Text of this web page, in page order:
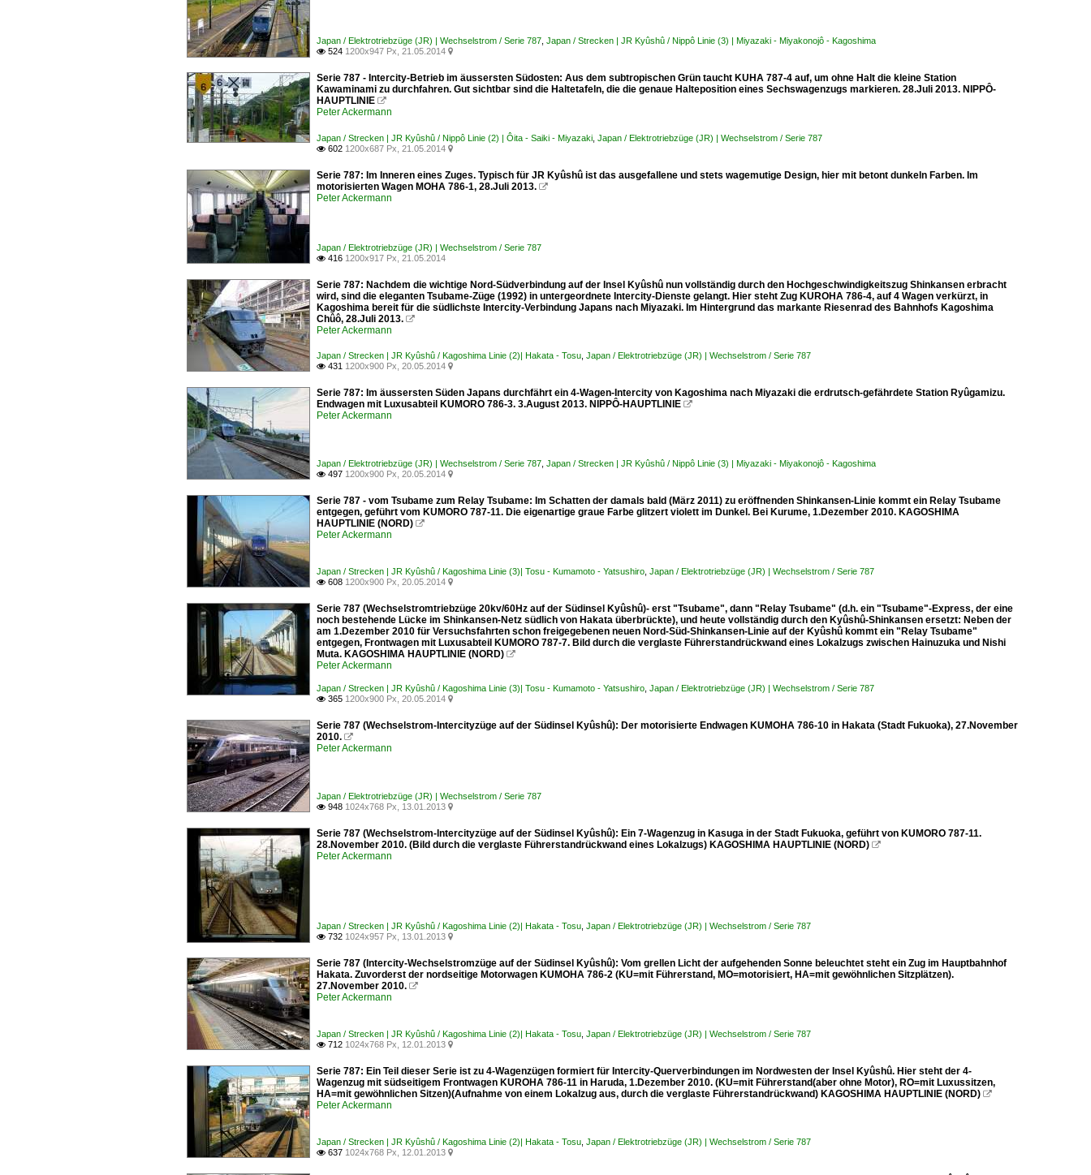
Japan / Elektrotriebzüge (JR) | Wechselstrom / Serie 787 Japan / Strecken | JR Kyûshû / Nippô Linie (3) | Miyazaki - Miyakonojô - Kagoshima
 524 1200x947 Px, 21.05.2014 
Serie 787 - Intercity-Betrieb im äussersten Südosten: Aus dem subtropischen Grün taucht KUHA 787-4 auf, um ohne Halt die kleine Station
Kawaminami zu durchfahren. Gut sichtbar sind die Haltetafeln, die die genaue Halteposition eines Sechswagenzugs markieren. 28.Juli 2013. NIPPÔ-
HAUPTLINIE 
Peter Ackermann
Japan / Strecken | JR Kyûshû / Nippô Linie (2) | Ôita - Saiki - Miyazaki Japan / Elektrotriebzüge (JR) | Wechselstrom / Serie 787
 602 1200x687 Px, 21.05.2014 
Serie 787: Im Inneren eines Zuges. Typisch für JR Kyûshû ist das ausgefallene und stets wagemutige Design, hier mit betont dunkeln Farben. Im
motorisierten Wagen MOHA 786-1, 28.Juli 2013. 
Peter Ackermann
Japan / Elektrotriebzüge (JR) | Wechselstrom / Serie 787
 416 1200x917 Px, 21.05.2014
Serie 787: Nachdem die wichtige Nord-Südverbindung auf der Insel Kyûshû nun vollständig durch den Hochgeschwindigkeitszug Shinkansen erbracht
wird, sind die eleganten Tsubame-Züge (1992) in untergeordnete Intercity-Dienste gelangt. Hier steht Zug KUROHA 786-4, auf 4 Wagen verkürzt, in
Kagoshima bereit für die südlichste Intercity-Verbindung Japans nach Miyazaki. Im Hintergrund das markante Riesenrad des Bahnhofs Kagoshima
Chûô, 28.Juli 2013. 
Peter Ackermann
Japan / Strecken | JR Kyûshû / Kagoshima Linie (2)| Hakata - Tosu Japan / Elektrotriebzüge (JR) | Wechselstrom / Serie 787
 431 1200x900 Px, 20.05.2014 
Serie 787: Im äussersten Süden Japans durchfährt ein 4-Wagen-Intercity von Kagoshima nach Miyazaki die erdrutsch-gefährdete Station Ryûgamizu.
Endwagen mit Luxusabteil KUMORO 786-3. 3.August 2013. NIPPÔ-HAUPTLINIE 
Peter Ackermann
Japan / Elektrotriebzüge (JR) | Wechselstrom / Serie 787 Japan / Strecken | JR Kyûshû / Nippô Linie (3) | Miyazaki - Miyakonojô - Kagoshima
 497 1200x900 Px, 20.05.2014 
Serie 787 - vom Tsubame zum Relay Tsubame: Im Schatten der damals bald (März 2011) zu eröffnenden Shinkansen-Linie kommt ein Relay Tsubame
entgegen, geführt vom KUMORO 787-11. Die eigenartige graue Farbe glitzert violett im Dunkel. Bei Kurume, 1.Dezember 2010. KAGOSHIMA
HAUPTLINIE (NORD) 
Peter Ackermann
Japan / Strecken | JR Kyûshû / Kagoshima Linie (3)| Tosu - Kumamoto - Yatsushiro Japan / Elektrotriebzüge (JR) | Wechselstrom / Serie 787
 608 1200x900 Px, 20.05.2014 
Serie 787 (Wechselstromtriebzüge 20kv/60Hz auf der Südinsel Kyûshû)- erst "Tsubame", dann "Relay Tsubame" (d.h. ein "Tsubame"-Express, der eine
noch bestehende Lücke im Shinkansen-Netz südlich von Hakata überbrückte), und heute vollständig durch den Kyûshû-Shinkansen ersetzt: Neben der
am 1.Dezember 2010 für Versuchsfahrten schon freigegebenen neuen Nord-Süd-Shinkansen-Linie auf der Kyûshû kommt ein "Relay Tsubame"
entgegen, Frontwagen mit Luxusabteil KUMORO 787-7. Bild durch die verglaste Führerstandrückwand eines Lokalzugs zwischen Hainuzuka und Nishi
Muta. KAGOSHIMA HAUPTLINIE (NORD) 
Peter Ackermann
Japan / Strecken | JR Kyûshû / Kagoshima Linie (3)| Tosu - Kumamoto - Yatsushiro Japan / Elektrotriebzüge (JR) | Wechselstrom / Serie 787
 365 1200x900 Px, 20.05.2014 
Serie 787 (Wechselstrom-Intercityzüge auf der Südinsel Kyûshû): Der motorisierte Endwagen KUMOHA 786-10 in Hakata (Stadt Fukuoka), 27.November
2010. 
Peter Ackermann
Japan / Elektrotriebzüge (JR) | Wechselstrom / Serie 787
 948 1024x768 Px, 13.01.2013 
Serie 787 (Wechselstrom-Intercityzüge auf der Südinsel Kyûshû): Ein 7-Wagenzug in Kasuga in der Stadt Fukuoka, geführt von KUMORO 787-11.
28.November 2010. (Bild durch die verglaste Führerstandrückwand eines Lokalzugs) KAGOSHIMA HAUPTLINIE (NORD) 
Peter Ackermann
Japan / Strecken | JR Kyûshû / Kagoshima Linie (2)| Hakata - Tosu Japan / Elektrotriebzüge (JR) | Wechselstrom / Serie 787
 732 1024x957 Px, 13.01.2013 
Serie 787 (Intercity-Wechselstromzüge auf der Südinsel Kyûshû): Vom grellen Licht der aufgehenden Sonne beleuchtet steht ein Zug im Hauptbahnhof
Hakata. Zuvorderst der nordseitige Motorwagen KUMOHA 786-2 (KU=mit Führerstand, MO=motorisiert, HA=mit gewöhnlichen Sitzplätzen).
27.November 2010. 
Peter Ackermann
Japan / Strecken | JR Kyûshû / Kagoshima Linie (2)| Hakata - Tosu Japan / Elektrotriebzüge (JR) | Wechselstrom / Serie 787
 712 1024x768 Px, 12.01.2013 
Serie 787: Ein Teil dieser Serie ist zu 4-Wagenzügen formiert für Intercity-Querverbindungen im Nordwesten der Insel Kyûshû. Hier steht der 4-
Wagenzug mit südseitigem Frontwagen KUROHA 786-11 in Haruda, 1.Dezember 2010. (KU=mit Führerstand(aber ohne Motor), RO=mit Luxussitzen,
HA=mit gewöhnlichen Sitzen)(Aufnahme von einem Lokalzug aus, durch die verglaste Führerstandrückwand) KAGOSHIMA HAUPTLINIE (NORD) 
Peter Ackermann
Japan / Strecken | JR Kyûshû / Kagoshima Linie (2)| Hakata - Tosu Japan / Elektrotriebzüge (JR) | Wechselstrom / Serie 787
 637 1024x768 Px, 12.01.2013 